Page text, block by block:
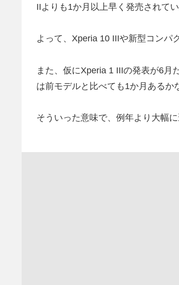
IIよりも1か月以上早く発売されてい
よって、Xperia 10 IIIや新型コンパ
また、仮にXperia 1 IIIの発表が6月
は前モデルと比べても1か月あるか
そういった意味で、例年より大幅